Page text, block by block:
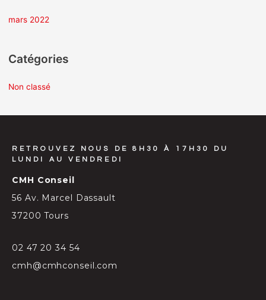
mars 2022
Catégories
Non classé
RETROUVEZ NOUS DE 8H30 À 17H30 DU
LUNDI AU VENDREDI
CMH Conseil
56 Av. Marcel Dassault
37200 Tours
02 47 20 34 54
cmh@cmhconseil.com